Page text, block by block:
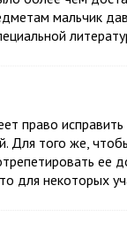
мальчик
право
Для того же,
ее
для некоторых